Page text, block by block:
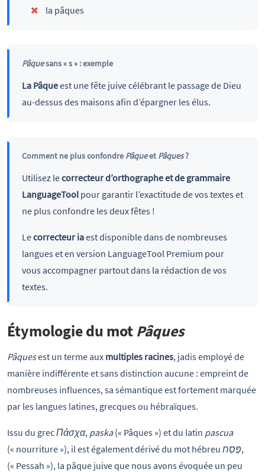
la pâques
Pâquesans « s » : exemple
La Pâqueest une fête juive célébrant le passage de Dieu
au-dessus des maisons afin d’épargner les élus.
Comment ne plus confondre Pâqueet Pâques?
Utilisez lecorrecteur d’orthographe et de grammaire
LanguageToolpour garantir l’exactitude de vos textes et
ne plus confondre les deux fêtes !
Lecorrecteur iaest disponible dans de nombreuses
langues et en version LanguageTool Premium pour
vous accompagner partout dans la rédaction de vos
textes.
Étymologie du mot Pâques
Pâquesest un terme aux multiples racines, jadis employé de
manière indifférente et sans distinction aucune : empreint de
nombreuses influences, sa sémantique est fortement marquée
par les langues latines, grecques ou hébraïques.
Issu du grecΠάσχα, paska(« Pâques ») et du latin pascua
(« nourriture »), il est également dérivé du mot hébreu פֶּסַח,
(« Pessah »), la pâque juive que nous avons évoquée un peu